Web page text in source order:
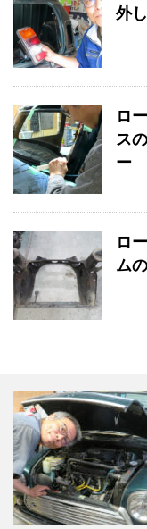
外
ロ
ス
ー
ロ
ム